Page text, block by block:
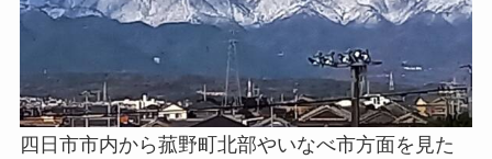
四日市市内から菰野町北部やいなべ市方面を見た